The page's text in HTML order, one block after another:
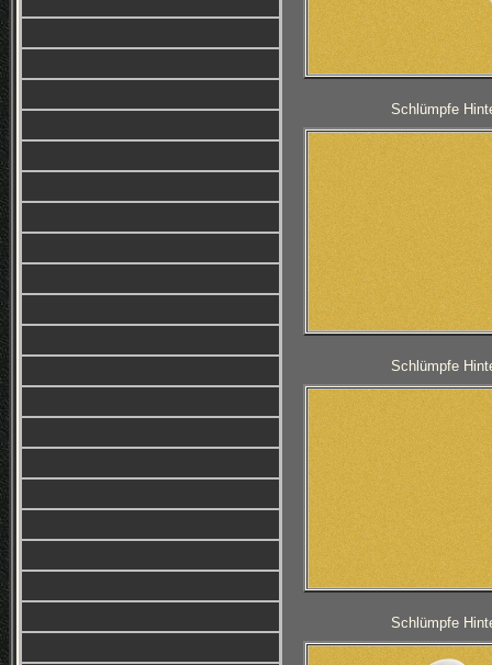
Schlümpfe
Schlümpfe
Schlümpfe